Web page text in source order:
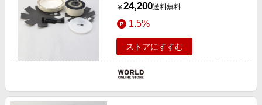
ーンパン＞
￥ 24,200送料無料
1.5%
ストアにすすむ